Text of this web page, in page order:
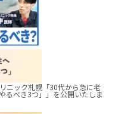
ニック札幌「30代から急に老
るべき3つ」」を公開いたしま